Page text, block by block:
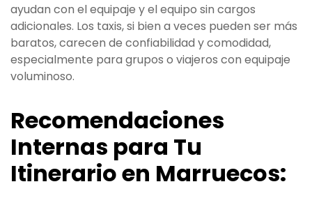
ayudan con el equipaje y el equipo sin cargos
adicionales. Los taxis, si bien a veces pueden ser más
baratos, carecen de confiabilidad y comodidad,
especialmente para grupos o viajeros con equipaje
voluminoso.
Recomendaciones
Internas para Tu
Itinerario en Marruecos: